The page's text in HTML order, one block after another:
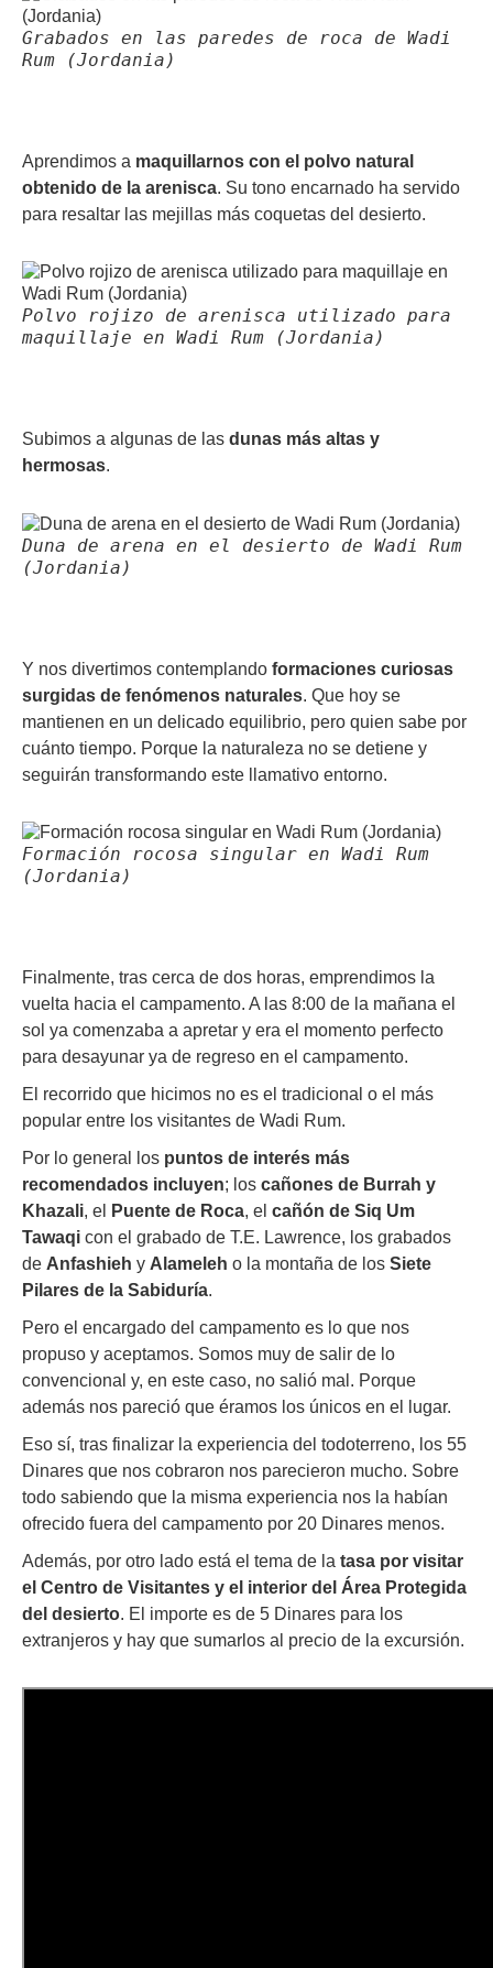
Grabados en las paredes de roca de Wadi
Rum (Jordania)
Aprendimos a maquillarnos con el polvo natural
obtenido de la arenisca. Su tono encarnado ha servido
para resaltar las mejillas más coquetas del desierto.
Polvo rojizo de arenisca utilizado para
maquillaje en Wadi Rum (Jordania)
Subimos a algunas de las dunas más altas y
hermosas.
Duna de arena en el desierto de Wadi Rum
(Jordania)
Y nos divertimos contemplando formaciones curiosas
surgidas de fenómenos naturales. Que hoy se
mantienen en un delicado equilibrio, pero quien sabe por
cuánto tiempo. Porque la naturaleza no se detiene y
seguirán transformando este llamativo entorno.
Formación rocosa singular en Wadi Rum
(Jordania)
Finalmente, tras cerca de dos horas, emprendimos la
vuelta hacia el campamento. A las 8:00 de la mañana el
sol ya comenzaba a apretar y era el momento perfecto
para desayunar ya de regreso en el campamento.
El recorrido que hicimos no es el tradicional o el más
popular entre los visitantes de Wadi Rum.
Por lo general los puntos de interés más
recomendados incluyen; los cañones de Burrah y
Khazali, el Puente de Roca, el cañón de Siq Um
Tawaqi con el grabado de T.E. Lawrence, los grabados
de Anfashieh y Alameleh o la montaña de los Siete
Pilares de la Sabiduría.
Pero el encargado del campamento es lo que nos
propuso y aceptamos. Somos muy de salir de lo
convencional y, en este caso, no salió mal. Porque
además nos pareció que éramos los únicos en el lugar.
Eso sí, tras finalizar la experiencia del todoterreno, los 55
Dinares que nos cobraron nos parecieron mucho. Sobre
todo sabiendo que la misma experiencia nos la habían
ofrecido fuera del campamento por 20 Dinares menos.
Además, por otro lado está el tema de la tasa por visitar
el Centro de Visitantes y el interior del Área Protegida
del desierto. El importe es de 5 Dinares para los
extranjeros y hay que sumarlos al precio de la excursión.